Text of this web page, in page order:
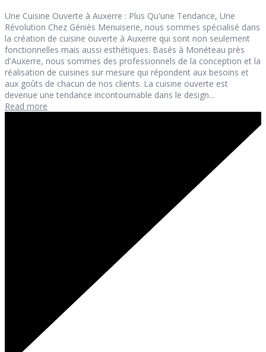
Une Cuisine Ouverte à Auxerre : Plus Qu'une Tendance, Une
Révolution Chez Géniès Menuiserie, nous sommes spécialisé dans
la création de cuisine ouverte à Auxerre qui sont non seulement
fonctionnelles mais aussi esthétiques. Basés à Monéteau près
d'Auxerre, nous sommes des professionnels de la conception et la
réalisation de cuisines sur mesure qui répondent aux besoins et
aux goûts de chacun de nos clients. La cuisine ouverte est
devenue une tendance incontournable dans le design...
Read more